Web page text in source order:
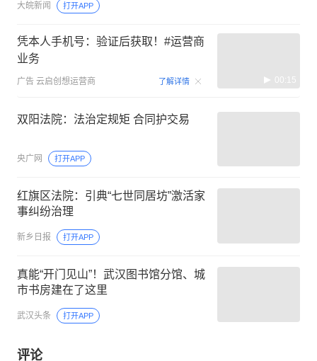
大皖新闻 打开APP
凭本人手机号：验证后获取！#运营商
业务
广告 云启创想运营商 了解详情 00:15
双阳法院：法治定规矩 合同护交易
央广网 打开APP
红旗区法院：引典“七世同居坊”激活家
事纠纷治理
新乡日报 打开APP
真能“开门见山”！武汉图书馆分馆、城
市书房建在了这里
武汉头条 打开APP
评论